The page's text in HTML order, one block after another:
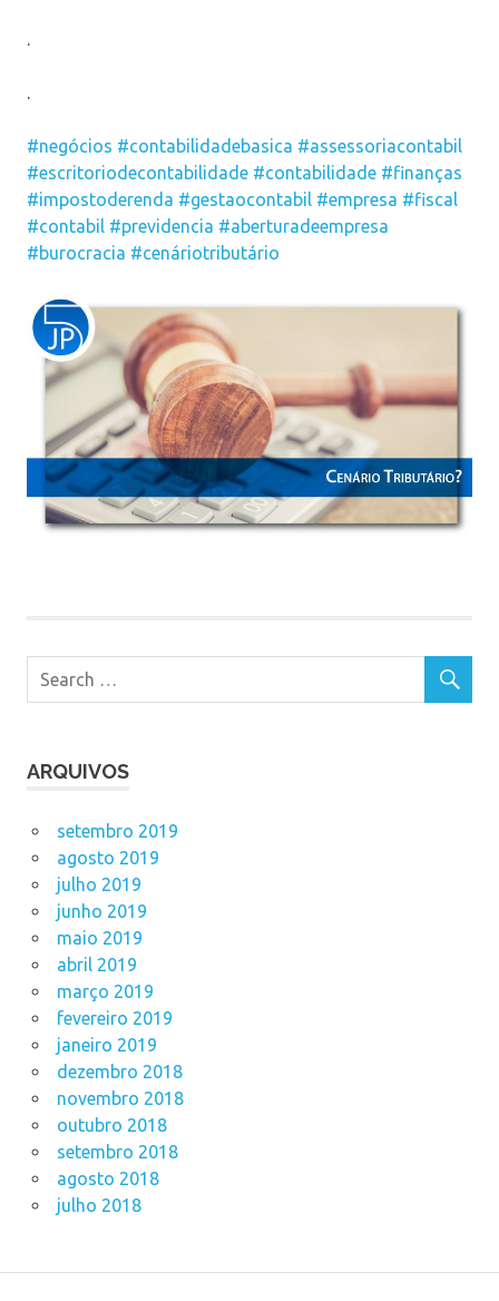
.
.
#negócios #contabilidadebasica #assessoriacontabil
#escritoriodecontabilidade #contabilidade #finanças
#impostoderenda #gestaocontabil #empresa #fiscal
#contabil #previdencia #aberturadeempresa
#burocracia #cenáriotributário
ARQUIVOS
setembro 2019
agosto 2019
julho 2019
junho 2019
maio 2019
abril 2019
março 2019
fevereiro 2019
janeiro 2019
dezembro 2018
novembro 2018
outubro 2018
setembro 2018
agosto 2018
julho 2018